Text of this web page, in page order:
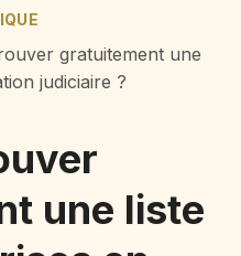
gratuitement une
judiciaire ?
une liste